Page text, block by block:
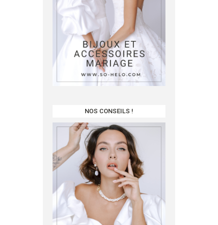
NOS CONSEILS !